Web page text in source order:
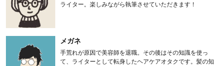
ライター。楽しみながら執筆させていただきます！
メガネ
手荒れが原因で美容師を退職。その後はその知識を使っ
て、ライターとして転身したヘアケアオタクです。髪の知